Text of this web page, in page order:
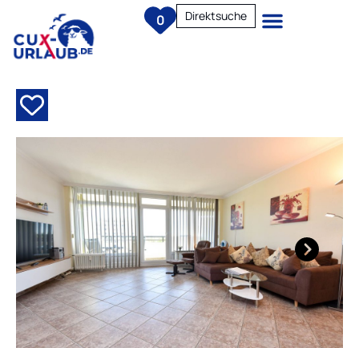
0 Direktsuche
Next